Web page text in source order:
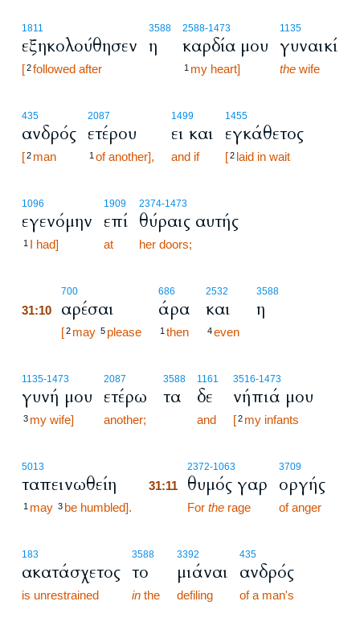
1811
εξηκολούθησεν
[2followed after
3588
η
2588-1473
καρδία μου
1 my heart]
1135
γυναικί
the wife
435
ανδρός
[2 man
2087
ετέρου
1 of another],
1499
ει και
and if
1455
εγκάθετος
[2 laid in wait
1096
εγενόμην
1 I had]
1909
επί
at
2374-1473
θύραις αυτής
her doors;
700
31:10 αρέσαι
[2 may 5 please
686
άρα
1 then
2532
και
4even
3588
η
1135-1473
γυνή μου
3 my wife]
2087
ετέρω
another;
3588
τα
1161
δε
and
3516-1473
νήπιά μου
[2 my infants
5013
ταπεινωθείη
1 may 3 be humbled].
2372-1063
31:11 θυμός γαρ
For the rage
3709
οργής
of anger
183
ακατάσχετος
is unrestrained
3588
το
in the
3392
μιάναι
defiling
435
ανδρός
of a man's